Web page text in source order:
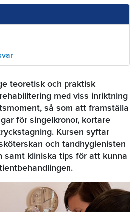
teoretisk och praktisk
med viss inriktning
så som att framställa
för singelkronor, kortare
Kursen syftar
och tandhygienisten
samt kliniska tips för att kunna